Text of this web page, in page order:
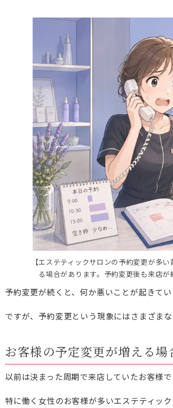
【エステティックサロンの予約変更が多
る場合があります。予約変更後も来店
予約変更が続くと、何か悪いことが起きてい
ですが、予約変更という現象にはさまざまな
お客様の予定変更が増える場
以前は決まった周期で来店していたお客様
特に働く女性のお客様が多いエステティッ